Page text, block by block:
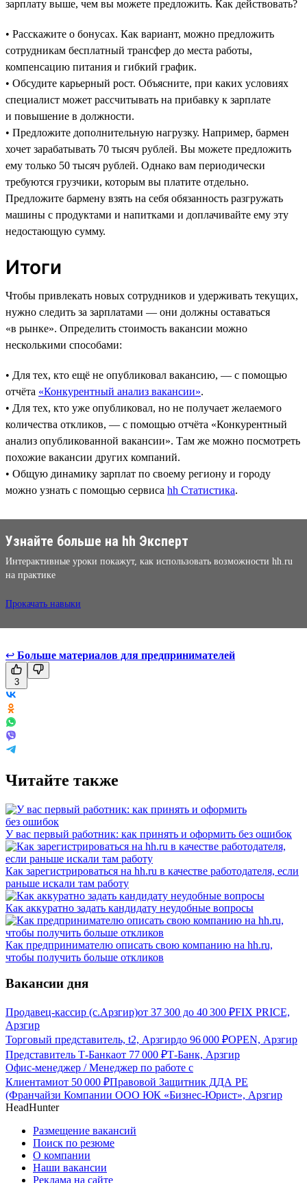
зарплату выше, чем вы можете предложить. Как действовать?
• Расскажите о бонусах. Как вариант, можно предложить
сотрудникам бесплатный трансфер до места работы,
компенсацию питания и гибкий график.
• Обсудите карьерный рост. Объясните, при каких условиях
специалист может рассчитывать на прибавку к зарплате
и повышение в должности.
• Предложите дополнительную нагрузку. Например, бармен
хочет зарабатывать 70 тысяч рублей. Вы можете предложить
ему только 50 тысяч рублей. Однако вам периодически
требуются грузчики, которым вы платите отдельно.
Предложите бармену взять на себя обязанность разгружать
машины с продуктами и напитками и доплачивайте ему эту
недостающую сумму.
Итоги
Чтобы привлекать новых сотрудников и удерживать текущих,
нужно следить за зарплатами — они должны оставаться
«в рынке». Определить стоимость вакансии можно
несколькими способами:
• Для тех, кто ещё не опубликовал вакансию, — с помощью
отчёта «Конкурентный анализ вакансии».
• Для тех, кто уже опубликовал, но не получает желаемого
количества откликов, — с помощью отчёта «Конкурентный
анализ опубликованной вакансии». Там же можно посмотреть
похожие вакансии других компаний.
• Общую динамику зарплат по своему региону и городу
можно узнать с помощью сервиса hh Статистика.
Узнайте больше на hh Эксперт
Интерактивные уроки покажут, как использовать возможности hh.ru
на практике
Прокачать навыки
↩ Больше материалов для предпринимателей
3
Читайте также
У вас первый работник: как принять и оформить без ошибок
Как зарегистрироваться на hh.ru в качестве работодателя, если
раньше искали там работу
Как аккуратно задать кандидату неудобные вопросы
Как предпринимателю описать свою компанию на hh.ru,
чтобы получить больше откликов
Вакансии дня
Продавец-кассир (с.Арзгир)от 37 300 до 40 300 ₽FIX PRICE,
Арзгир
Торговый представитель, t2, Арзгирдо 96 000 ₽OPEN, Арзгир
Представитель Т-Банкаот 77 000 ₽Т-Банк, Арзгир
Офис-менеджер / Менеджер по работе с
Клиентамиот 50 000 ₽Правовой Защитник ДДА РЕ
(Франчайзи Компании ООО ЮК «Бизнес-Юрист», Арзгир
HeadHunter
Размещение вакансий
Поиск по резюме
О компании
Наши вакансии
Реклама на сайте